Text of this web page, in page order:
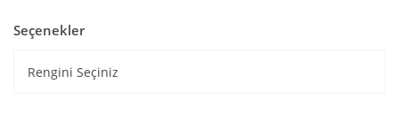
Seçenekler